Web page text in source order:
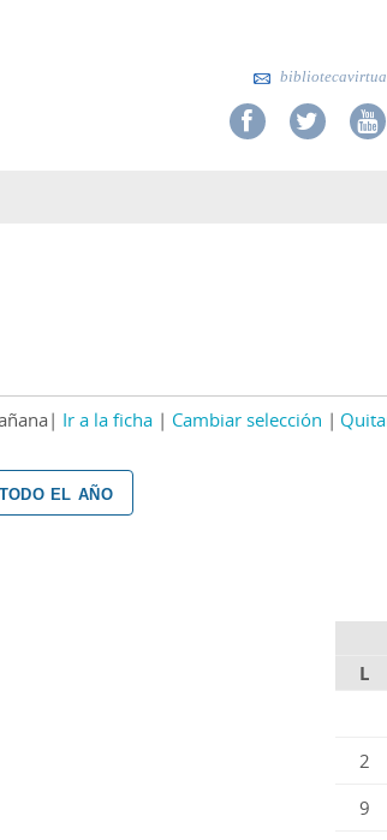
Ir a la ficha Cambiar selección
el año
L
2
9